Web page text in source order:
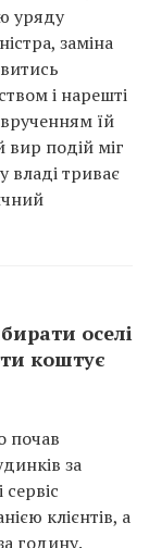
уряду
заміна
і нарешті
їй
вир подій міг
триває
оселі
коштує
почав
за
клієнтів, а
годину.